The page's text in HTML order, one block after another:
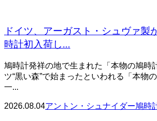
ドイツ、アーガスト・シュヴァ製
時計初入荷し...
鳩時計発祥の地で生まれた「本物の鳩時
ツ“黒い森”で始まったといわれる「本物
一...
2026.08.04アントン・シュナイダー鳩時